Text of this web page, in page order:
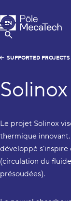
MecaTech
Menu
Show Search
EN
FR
SUPPORTED PROJECTS
Solinox
Le projet Solinox
thermique
développé
(circulation du
présoudées).